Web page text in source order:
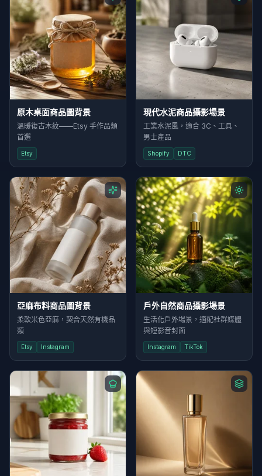
原木桌面商品圖背景
溫暖復古木紋——Etsy 手作品類
首選
Etsy
現代水泥商品攝影場景
工業水泥風，適合 3C、工具、
男士產品
Shopify DTC
亞麻布料商品圖背景
柔軟米色亞麻，契合天然有機品
類
Etsy Instagram
戶外自然商品攝影場景
生活化戶外場景，適配社群媒體
與短影音封面
Instagram TikTok